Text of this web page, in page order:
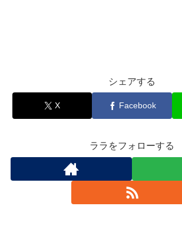
シェアする
X Facebook
ララをフォローする